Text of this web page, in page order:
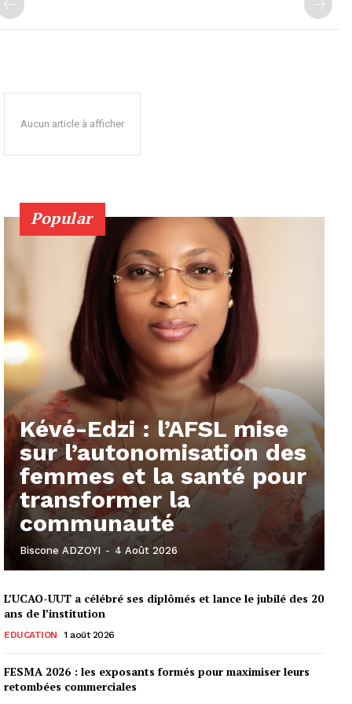
Aucun article à afficher
Popular
Kévé-Edzi : l’AFSL mise
sur l’autonomisation des
femmes et la santé pour
transformer la
communauté
Biscone ADZOYI - 4 Août 2026
L’UCAO-UUT a célébré ses diplômés et lance le jubilé des 20
ans de l’institution
EDUCATION 1 août 2026
FESMA 2026 : les exposants formés pour maximiser leurs
retombées commerciales